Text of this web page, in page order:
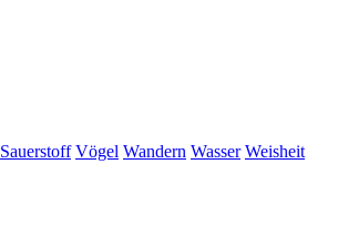
Sauerstoff Vögel Wandern Wasser Weisheit